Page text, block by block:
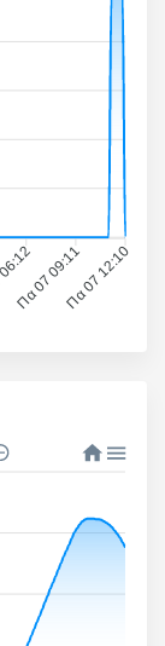
Πα 07 09:11Πα 07 12:10